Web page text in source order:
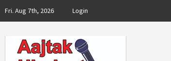
Fri. Aug 7th, 2026 Login